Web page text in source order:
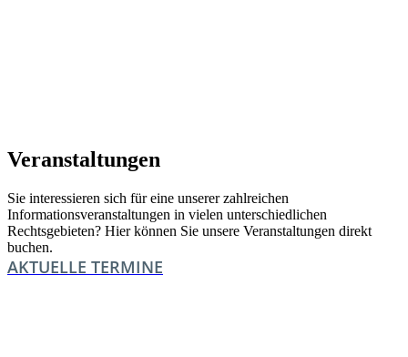
Veranstaltungen
Sie interessieren sich für eine unserer zahlreichen
Informationsveranstaltungen in vielen unterschiedlichen
Rechtsgebieten? Hier können Sie unsere Veranstaltungen direkt
buchen.
AKTUELLE TERMINE